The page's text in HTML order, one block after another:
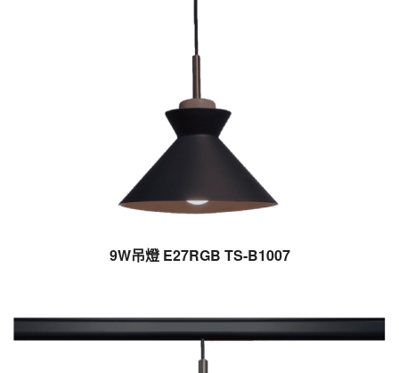
9W吊燈 E27RGB TS-B1007